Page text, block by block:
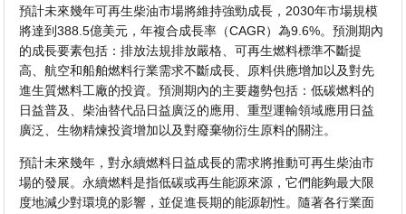
預計未來幾年可再生柴油市場將維持強勁成長，2030年市場規模
將達到388.5億美元，年複合成長率（CAGR）為9.6%。預測期內
的成長要素包括：排放法規排放嚴格、可再生燃料標準不斷提
高、航空和船舶燃料行業需求不斷成長、原料供應增加以及對先
進生質燃料工廠的投資。預測期內的主要趨勢包括：低碳燃料的
日益普及、柴油替代品日益廣泛的應用、重型運輸領域應用日益
廣泛、生物精煉投資增加以及對廢棄物衍生原料的關注。
預計未來幾年，對永續燃料日益成長的需求將推動可再生柴油市
場的發展。永續燃料是指低碳或再生能源來源，它們能夠最大限
度地減少對環境的影響，並促進長期的能源韌性。隨著各行業面